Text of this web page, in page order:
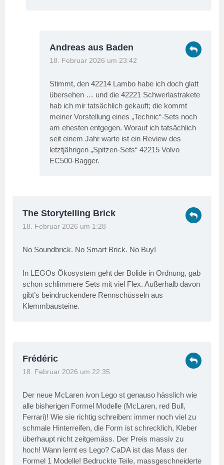
Andreas aus Baden
18. Februar 2026 um 23:42
Stimmt, den 42214 Lambo habe ich doch glatt
übersehen … und die 42221 Schwerlastrakete
hab ich mir tatsächlich gekauft; die kommt
meiner Vorstellung eines „Technic“-Sets noch
am ehesten entgegen. Worauf ich tatsächlich
seit einem Jahr warte ist ein Review des
letztjährigen „Spitzen-Sets“ 42215 Volvo
EC500-Bagger.
The Storytelling Brick
18. Februar 2026 um 1:28
No Soundbrick. No Smart Brick. No Buy!
In LEGOs Ökosystem geht der Bolide in Ordnung, gab
schon schlimmere Sets mit viel Flex. Außerhalb davon
gibt’s beindruckendere Rennschüsseln aus
Klemmbausteine.
Frédéric
18. Februar 2026 um 22:35
Der neue McLaren ivon Lego st genauso hässlich wie
alle bisherigen Formel Modelle (McLaren, red Bull,
Ferrari)! Wie sie richtig schreiben: immer noch viel zu
schmale Hinterreifen, die Form ist schrecklich, Kleber
überhaupt nicht zeitgemäss. Der Preis massiv zu
hoch! Wann lernt es Lego? CaDA ist das Mass der
Formel 1 Modelle! Bedruckte Teile, massgeschneiderte